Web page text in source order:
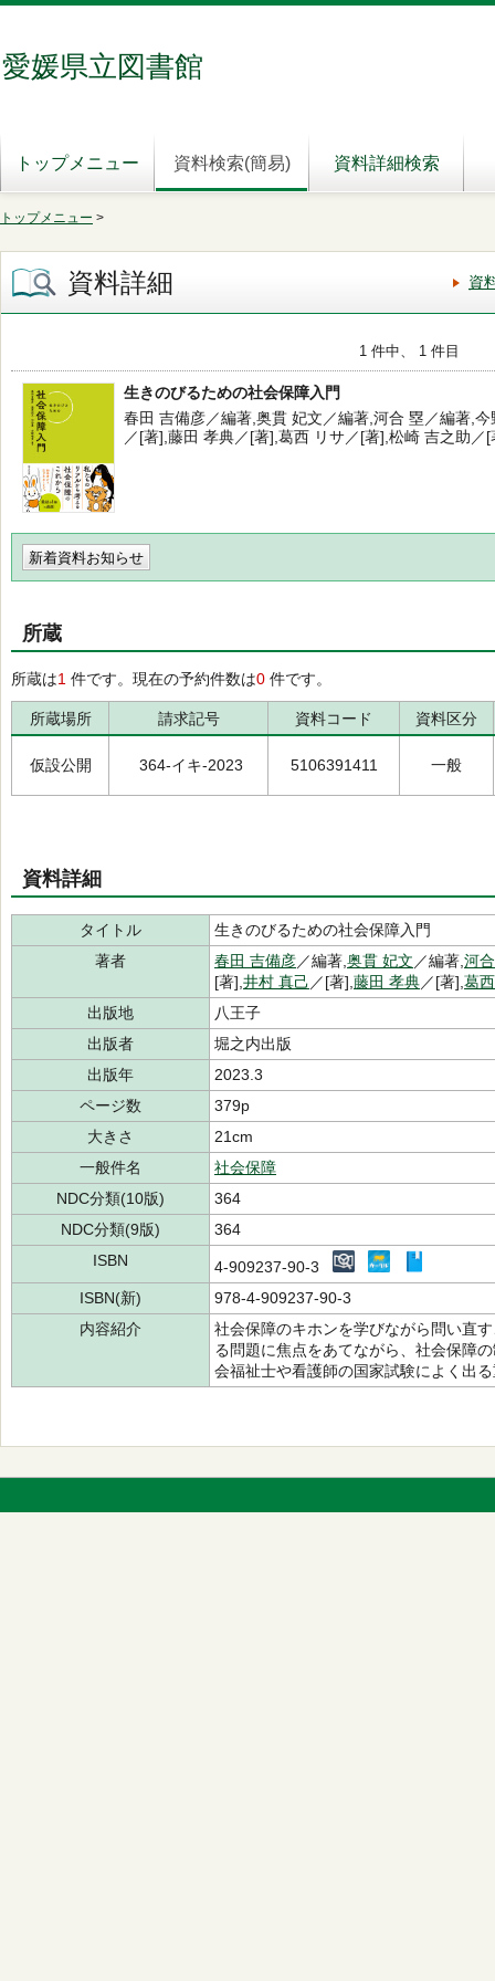
愛媛県立図書館
トップメニュー 資料検索(簡易) 資料詳細検索
トップメニュー >
資料詳細 資
1 件中、 1 件目
生きのびるための社会保障入門
春田 吉備彦／編著,奥貫 妃文／編著,河合 塁／編著,
／[著],藤田 孝典／[著],葛西 リサ／[著],松崎 吉之助
新着資料お知らせ
所蔵
所蔵は1 件です。現在の予約件数は0 件です。
所蔵場所 請求記号 資料コード 資料区分
仮設公開 364-イキ-2023 5106391411 一般
資料詳細
タイトル
生きのびるための社会保障入門
著者
春田 吉備彦／編著, 奥貫 妃文 ／編著, 河
[著], 井村 真己 ／[著], 藤田 孝典／[著], 葛
出版地
八王子
出版者
堀之内出版
出版年
2023.3
ページ数
379p
大きさ
21cm
一般件名
社会保障
NDC分類(10版)
364
NDC分類(9版)
364
ISBN
4-909237-90-3
ISBN(新)
978-4-909237-90-3
内容紹介
社会保障のキホンを学びながら問い直
る問題に焦点をあてながら、社会保障
会福祉士や看護師の国家試験によく出